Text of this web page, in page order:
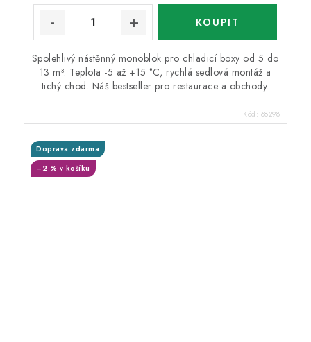
Spolehlivý nástěnný monoblok pro chladicí boxy od 5 do
13 m³. Teplota -5 až +15 °C, rychlá sedlová montáž a
tichý chod. Náš bestseller pro restaurace a obchody.
Kód: 68298
Doprava zdarma
–2 % v košíku